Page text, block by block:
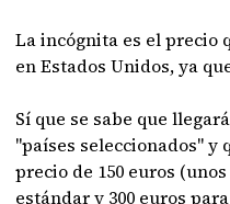
La incógnita es el precio
en Estados Unidos, ya
Sí que se sabe que
"países seleccionados" y
precio de 150 euros
estándar y 300 euros